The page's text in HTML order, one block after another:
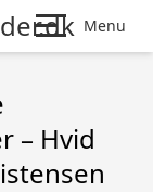
Menu
– Hvid